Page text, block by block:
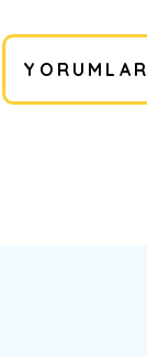
YORUMLAR